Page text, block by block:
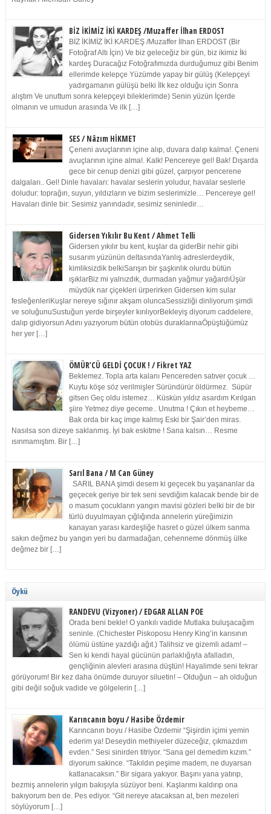
BİZ İKİMİZ İKİ KARDEŞ /Muzaffer İlhan ERDOST
BİZ İKİMİZ İKİ KARDEŞ /Muzaffer İlhan ERDOST (Bir
Fotoğraf Altı İçin) Ve biz geleceğiz bir gün, biz ikimiz İki
kardeş Duracağız Fotoğrafımızda durduğumuz gibi Benim
ellerimde kelepçe Yüzümde yapay bir gülüş (Kelepçeyi
yadırgamanın gülüşü belki İlk kez olduğu için Sonra
alıştım Ve unuttum sonra kelepçeyi bileklerimde) Senin yüzün İçerde
olmanın ve umudun arasında Ve ilk […]
SES / Nâzım HİKMET
Çeneni avuçlarının içine alıp, duvara dalıp kalma!. Çeneni
avuçlarının içine alma!. Kalk! Pencereye gel! Bak! Dışarda
gece bir cenup denizi gibi güzel, çarpıyor pencerene
dalgaları.. Gel! Dinle havaları: havalar seslerin yoludur, havalar seslerle
doludur: toprağın, suyun, yıldızların ve bizim seslerimizle… Pencereye gel!
Havaları dinle bir: Sesimiz yanındadır, sesimiz seninledir…
Gidersen Yıkılır Bu Kent / Ahmet Telli
Gidersen yıkılır bu kent, kuşlar da giderBir nehir gibi
susarım yüzünün deltasındaYanlış adreslerdeydik,
kimliksizdik belkiSarışın bir şaşkınlık olurdu bütün
ışıklarBiz mi yalnızdık, durmadan yağmur yağardıÜşür
müydük nar çiçekleri ürperirken Gidersen kim sular
fesleğenleriKuşlar nereye sığınır akşam oluncaSessizliği dinliyorum şimdi
ve soluğunuSustuğun yerde birşeyler kırılıyorBekleyiş diyorum caddelere,
dalıp gidiyorsun Adını yazıyorum bütün otobüs duraklarınaÖpüştüğümüz
her yer […]
ÖMÜR’CÜ GELDİ ÇOCUK ! / Fikret YAZ
Beklemez. Topla arta kalanı Pencereden satıver çocuk …
Kuytu köşe söz verilmişler Süründürür öldürmez. Süpür
gitsen Geç oldu istemez… Küskün yıldız asardım Kırılgan
şiire Yetmez diye geceme.. Unutma ! Çıkın et heybeme…
Bak orda bir kaç imge kalmış Eski bir Şair’den miras.
Nasılsa son dizeye saklanmış. İyi bak eskitme ! Sana kalsın… Resme
ısınmamıştım. Bir […]
Sarıl Bana / M Can Güney
SARIL BANA şimdi desem ki geçecek bu yaşananlar da
geçecek geriye bir tek seni sevdiğim kalacak bende bir de
o masum çocukların yangın mavisi gözleri belki bir de bir
türlü duyulmayan çığlığında annelerin yüreğimizin
kanayan yarası kardeşliğe hasret o güzel ülkem sanma
sakın değmez bu yangın yeri bu darmadağan, cehenneme dönmüş ülke
değmez bir […]
Öykü
RANDEVU (Vizyoner) / EDGAR ALLAN POE
Orada beni bekle! O yankılı vadide Mutlaka buluşacağım
seninle. (Chichester Piskoposu Henry King’in karısının
ölümü üstüne yazdığı ağıt.) Talihsiz ve gizemli adam! –
Sen ki kendi hayal gücünün parlaklığıyla afalladın,
gençliğinin alevleri arasına düştün! Hayalimde seni tekrar
görüyorum! Bir kez daha önümde duruyor siluetin! – Olduğun – ah olduğun
gibi değil soğuk vadide ve gölgelerin […]
Karıncanın boyu / Hasibe Özdemir
Karıncanın boyu / Hasibe Özdemir “Şişirdin içimi yemin
ederim ya! Deseydin methiyeler düzeceğiz, çıkmazdım
evden.” Sesi sinirden titriyor. “Sana gel demedim kızım.”
diyorum sakince. “Takıldın peşime madem, ne duyarsan
katlanacaksın.” Bir sigara yakıyor. Başını yana yatırıp,
bezmiş annelerin yılgın bakışıyla süzüyor beni. Kaşlarımı kaldırıp ona
bakıyorum ben de. Pes ediyor. “Git nereye atacaksan at, ben mezeleri
söylüyorum […]